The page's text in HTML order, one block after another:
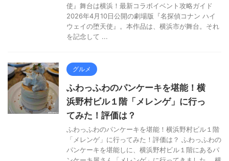
使』舞台は横浜！最新コラボイベント攻略ガイド
2026年4月10日公開の劇場版『名探偵コナン ハイ
ウェイの堕天使』。本作品は、横浜市が舞台。それ
を記念して ...
グルメ
ふわっふわのパンケーキを堪能！横
浜野村ビル１階「メレンゲ」に行っ
てみた！評価は？
ふわっふわのパンケーキを堪能！横浜野村ビル１階
「メレンゲ」に行ってみた！評価は？ ふわっふわの
パンケーキを堪能しに、横浜野村ビル１階にあるパ